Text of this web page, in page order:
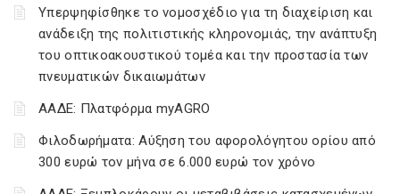
Υπερψηφίσθηκε το νομοσχέδιο για τη διαχείριση και
ανάδειξη της πολιτιστικής κληρονομιάς, την ανάπτυξη
του οπτικοακουστικού τομέα και την προστασία των
πνευματικών δικαιωμάτων
ΑΑΔΕ: Πλατφόρμα myAGRO
Φιλοδωρήματα: Αύξηση του αφορολόγητου ορίου από
300 ευρώ τον μήνα σε 6.000 ευρώ τον χρόνο